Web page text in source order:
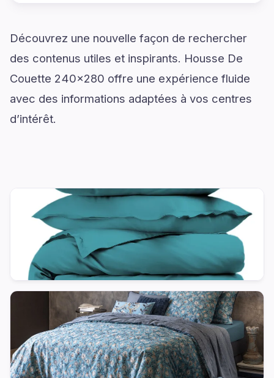
Découvrez une nouvelle façon de rechercher
des contenus utiles et inspirants. Housse De
Couette 240x280 offre une expérience fluide
avec des informations adaptées à vos centres
d’intérêt.